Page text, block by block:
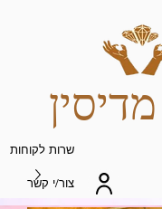
שרות לקוחות
צור/י קשר